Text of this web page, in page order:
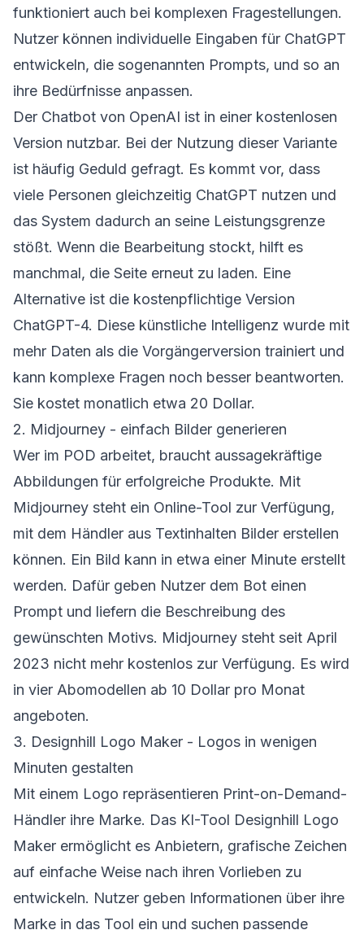
funktioniert auch bei komplexen Fragestellungen.
Nutzer können individuelle Eingaben für ChatGPT
entwickeln, die sogenannten Prompts, und so an
ihre Bedürfnisse anpassen.
Der Chatbot von OpenAI ist in einer kostenlosen
Version nutzbar. Bei der Nutzung dieser Variante
ist häufig Geduld gefragt. Es kommt vor, dass
viele Personen gleichzeitig ChatGPT nutzen und
das System dadurch an seine Leistungsgrenze
stößt. Wenn die Bearbeitung stockt, hilft es
manchmal, die Seite erneut zu laden. Eine
Alternative ist die kostenpflichtige Version
ChatGPT-4. Diese künstliche Intelligenz wurde mit
mehr Daten als die Vorgängerversion trainiert und
kann komplexe Fragen noch besser beantworten.
Sie kostet monatlich etwa 20 Dollar.
2. Midjourney - einfach Bilder generieren
Wer im POD arbeitet, braucht aussagekräftige
Abbildungen für erfolgreiche Produkte. Mit
Midjourney steht ein Online-Tool zur Verfügung,
mit dem Händler aus Textinhalten Bilder erstellen
können. Ein Bild kann in etwa einer Minute erstellt
werden. Dafür geben Nutzer dem Bot einen
Prompt und liefern die Beschreibung des
gewünschten Motivs. Midjourney steht seit April
2023 nicht mehr kostenlos zur Verfügung. Es wird
in vier Abomodellen ab 10 Dollar pro Monat
angeboten.
3. Designhill Logo Maker - Logos in wenigen
Minuten gestalten
Mit einem Logo repräsentieren Print-on-Demand-
Händler ihre Marke. Das KI-Tool Designhill Logo
Maker ermöglicht es Anbietern, grafische Zeichen
auf einfache Weise nach ihren Vorlieben zu
entwickeln. Nutzer geben Informationen über ihre
Marke in das Tool ein und suchen passende